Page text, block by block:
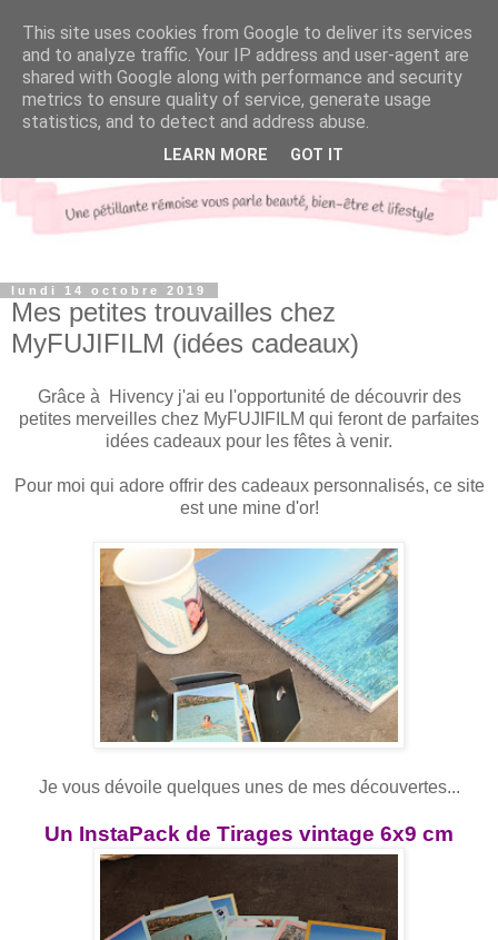
lundi 14 octobre 2019
Mes petites trouvailles chez
MyFUJIFILM (idées cadeaux)
Grâce à Hivency j'ai eu l'opportunité de découvrir des
petites merveilles chez MyFUJIFILM qui feront de parfaites
idées cadeaux pour les fêtes à venir.
Pour moi qui adore offrir des cadeaux personnalisés, ce site
est une mine d'or!
Je vous dévoile quelques unes de mes découvertes...
Un InstaPack de Tirages vintage 6x9 cm
This site uses cookies from Google to deliver its services
and to analyze traffic. Your IP address and user-agent are
shared with Google along with performance and security
metrics to ensure quality of service, generate usage
statistics, and to detect and address abuse.
LEARN MORE GOT IT